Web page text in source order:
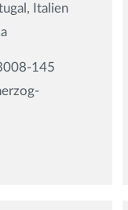
Italien
145